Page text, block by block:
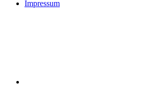
Impressum